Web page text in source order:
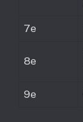
7e
8e
9e